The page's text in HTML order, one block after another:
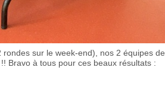
sur le week-end), nos 2 équipes
Bravo à tous​​​ pour ces beaux résultats :